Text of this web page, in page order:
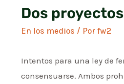
Dos
En los medios / Porfw2
Intentos para una ley de
consensuarse. Ambos